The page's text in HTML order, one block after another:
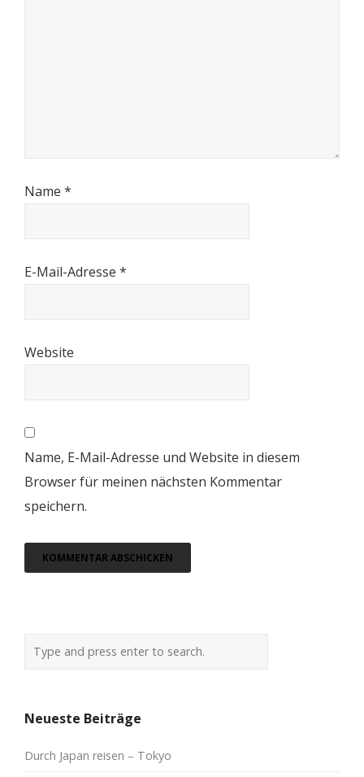
Name *
E-Mail-Adresse *
Website
Name, E-Mail-Adresse und Website in diesem
Browser für meinen nächsten Kommentar
speichern.
Neueste Beiträge
Durch Japan reisen – Tokyo